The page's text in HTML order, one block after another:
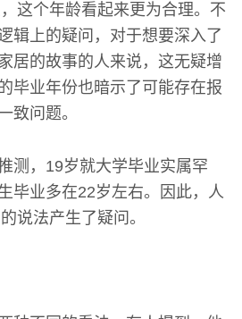
这个年龄看起来更为合理。不
辑上的疑问，对于想要深入了
居的故事的人来说，这无疑增
毕业年份也暗示了可能存在报
致问题。
测，19岁就大学毕业实属罕
毕业多在22岁左右。因此，人
说法产生了疑问。